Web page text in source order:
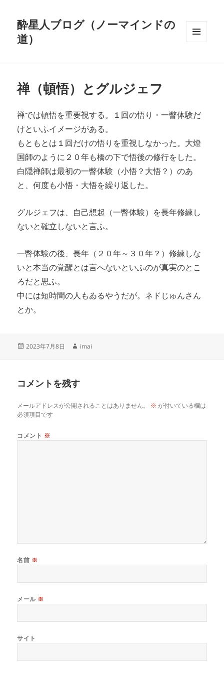
酔星人ブログ（ノーマインドの
道）
禅（頓悟）とグルジェフ
禅では頓悟を重要視する。１回の悟り・一瞥体験だ
けといふイメージがある。
もともとは１回だけの悟りを重視しなかった。大燈
国師のように２０年も橋の下で悟後の修行をした。
白隠禅師は最初の一瞥体験（小悟？大悟？）のあ
と、何度も小悟・大悟を繰り返した。
グルジェフは、自己想起（一瞥体験）を長年修練し
ないと確立しないと言ふ。
一瞥体験の後、長年（２０年～３０年？）修練しな
いと本当の覚醒とは言へないといふのが真実のとこ
ろだと思ふ。
中には短時間の人もゐるやうだが。ネドじゅんさん
とか。
投
2023年7月8日
作
imai
コメントを残す
メールアドレスが公開されることはありません。 ※ が付いている欄は
必須項目です
コメント ※
名前 ※
メール ※
サイト